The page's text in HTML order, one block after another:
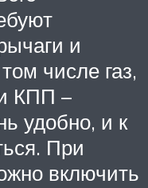
и
числе газ,
КПП –
удобно, и к
При
включить